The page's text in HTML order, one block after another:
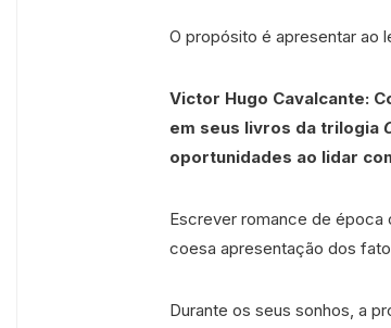
O propósito é apresentar ao
Victor Hugo Cavalcante:
em seus livros da trilogia
oportunidades ao lidar
Escrever romance de época
coesa apresentação dos
Durante os seus sonhos, a